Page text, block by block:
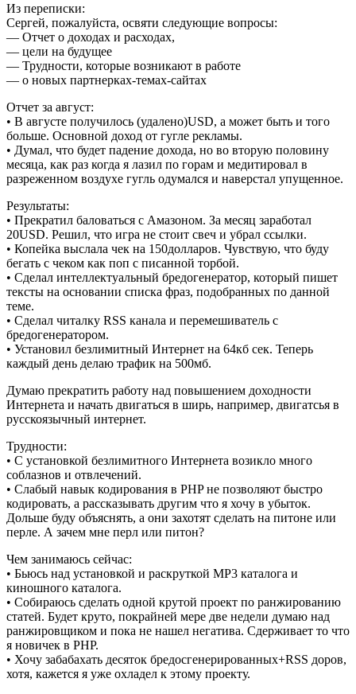
Из переписки:
Сергей, пожалуйста, освяти следующие вопросы:
— Отчет о доходах и расходах,
— цели на будущее
— Трудности, которые возникают в работе
— о новых партнерках-темах-сайтах
Отчет за август:
• В августе получилось (удалено)USD, а может быть и того
больше. Основной доход от гугле рекламы.
• Думал, что будет падение дохода, но во вторую половину
месяца, как раз когда я лазил по горам и медитировал в
разреженном воздухе гугль одумался и наверстал упущенное.
Результаты:
• Прекратил баловаться с Амазоном. За месяц заработал
20USD. Решил, что игра не стоит свеч и убрал ссылки.
• Копейка выслала чек на 150долларов. Чувствую, что буду
бегать с чеком как поп с писанной торбой.
• Сделал интеллектуальный бредогенератор, который пишет
тексты на основании списка фраз, подобранных по данной
теме.
• Сделал читалку RSS канала и перемешиватель с
бредогенератором.
• Установил безлимитный Интернет на 64кб сек. Теперь
каждый день делаю трафик на 500мб.
Думаю прекратить работу над повышением доходности
Интернета и начать двигаться в ширь, например, двигатсья в
русскоязычный интернет.
Трудности:
• С установкой безлимитного Интернета возикло много
соблазнов и отвлечений.
• Слабый навык кодирования в PHP не позволяют быстро
кодировать, а рассказывать другим что я хочу в убыток.
Дольше буду объяснять, а они захотят сделать на питоне или
перле. А зачем мне перл или питон?
Чем занимаюсь сейчас:
• Бьюсь над установкой и раскруткой MP3 каталога и
киношного каталога.
• Собираюсь сделать одной крутой проект по ранжированию
статей. Будет круто, покрайней мере две недели думаю над
ранжировщиком и пока не нашел негатива. Сдерживает то что
я новичек в PHP.
• Хочу забабахать десяток бредосгенерированных+RSS доров,
хотя, кажется я уже охладел к этому проекту.